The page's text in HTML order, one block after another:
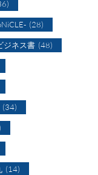
(28)
ジネス書 (48)
(34)
(14)